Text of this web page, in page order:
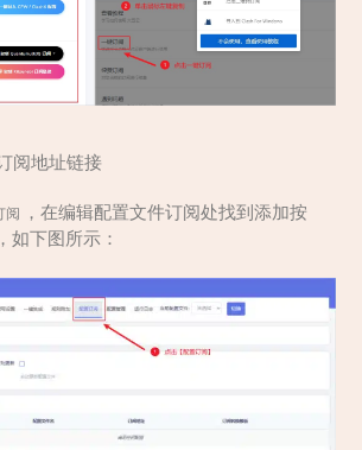
阅地址链接
阅 ，在编辑配置文件订阅处找到添加按
如下图所示：